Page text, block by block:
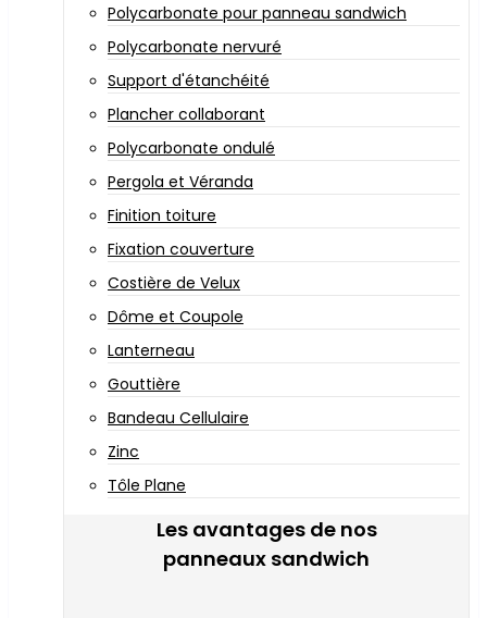
Polycarbonate pour panneau sandwich
Polycarbonate nervuré
Support d'étanchéité
Plancher collaborant
Polycarbonate ondulé
Pergola et Véranda
Finition toiture
Fixation couverture
Costière de Velux
Dôme et Coupole
Lanterneau
Gouttière
Bandeau Cellulaire
Zinc
Tôle Plane
Les avantages de nos
panneaux sandwich